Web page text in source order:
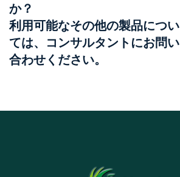
か？
利用可能なその他の製品につい
ては、コンサルタントにお問い
合わせください。